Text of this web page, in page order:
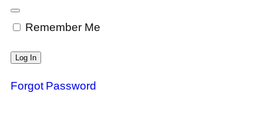
Remember Me
Forgot Password